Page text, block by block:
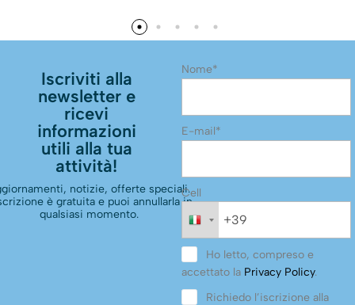
Iscriviti alla
newsletter e
ricevi
informazioni
utili alla tua
attività!
notizie, offerte speciali.
è gratuita e puoi annullarla in
qualsiasi momento.
Nome*
E-mail*
Cell
Ho letto, compreso e
accettato la Privacy Policy.
Richiedo l’iscrizione alla